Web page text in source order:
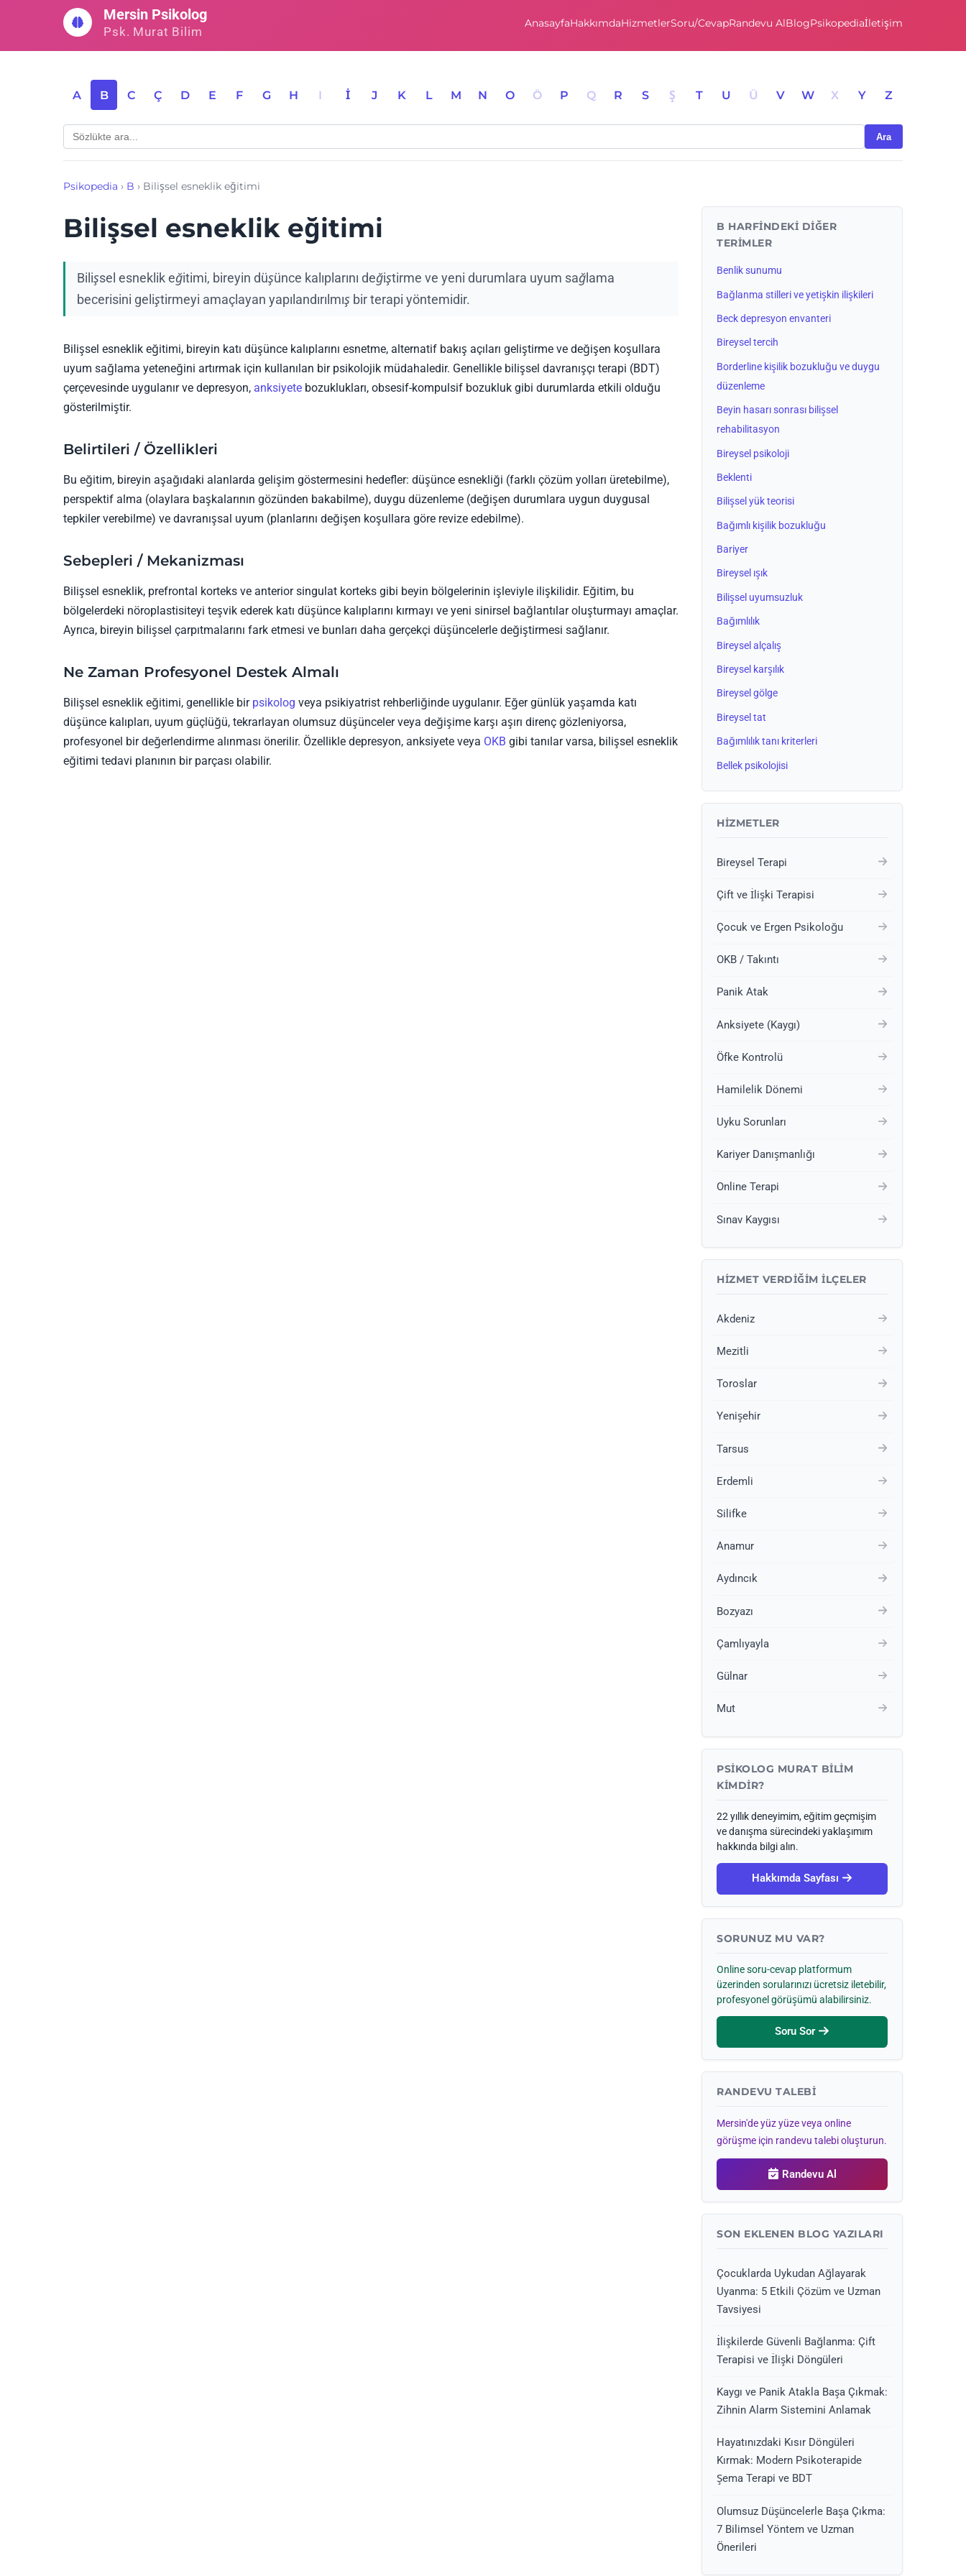
Mersin Psikolog
Psk. Murat Bilim
AnasayfaHakkımdaHizmetlerSoru/CevapRandevu AlBlogPsikopediaİletişim
A B C Ç D E F G H I İ J K L M N O Ö P Q R S Ş T U Ü V W X Y Z
Ara
Psikopedia › B › Bilişsel esneklik eğitimi
Bilişsel esneklik eğitimi
Bilişsel esneklik eğitimi, bireyin düşünce kalıplarını değiştirme ve yeni durumlara uyum sağlama
becerisini geliştirmeyi amaçlayan yapılandırılmış bir terapi yöntemidir.
Bilişsel esneklik eğitimi, bireyin katı düşünce kalıplarını esnetme, alternatif bakış açıları geliştirme ve değişen koşullara
uyum sağlama yeteneğini artırmak için kullanılan bir psikolojik müdahaledir. Genellikle bilişsel davranışçı terapi (BDT)
çerçevesinde uygulanır ve depresyon, anksiyete bozuklukları, obsesif-kompulsif bozukluk gibi durumlarda etkili olduğu
gösterilmiştir.
Belirtileri / Özellikleri
Bu eğitim, bireyin aşağıdaki alanlarda gelişim göstermesini hedefler: düşünce esnekliği (farklı çözüm yolları üretebilme),
perspektif alma (olaylara başkalarının gözünden bakabilme), duygu düzenleme (değişen durumlara uygun duygusal
tepkiler verebilme) ve davranışsal uyum (planlarını değişen koşullara göre revize edebilme).
Sebepleri / Mekanizması
Bilişsel esneklik, prefrontal korteks ve anterior singulat korteks gibi beyin bölgelerinin işleviyle ilişkilidir. Eğitim, bu
bölgelerdeki nöroplastisiteyi teşvik ederek katı düşünce kalıplarını kırmayı ve yeni sinirsel bağlantılar oluşturmayı amaçlar.
Ayrıca, bireyin bilişsel çarpıtmalarını fark etmesi ve bunları daha gerçekçi düşüncelerle değiştirmesi sağlanır.
Ne Zaman Profesyonel Destek Almalı
Bilişsel esneklik eğitimi, genellikle bir psikolog veya psikiyatrist rehberliğinde uygulanır. Eğer günlük yaşamda katı
düşünce kalıpları, uyum güçlüğü, tekrarlayan olumsuz düşünceler veya değişime karşı aşırı direnç gözleniyorsa,
profesyonel bir değerlendirme alınması önerilir. Özellikle depresyon, anksiyete veya OKB gibi tanılar varsa, bilişsel esneklik
eğitimi tedavi planının bir parçası olabilir.
B HARFINDEKI DIĞER
TERIMLER
Benlik sunumu
Bağlanma stilleri ve yetişkin ilişkileri
Beck depresyon envanteri
Bireysel tercih
Borderline kişilik bozukluğu ve duygu
düzenleme
Beyin hasarı sonrası bilişsel
rehabilitasyon
Bireysel psikoloji
Beklenti
Bilişsel yük teorisi
Bağımlı kişilik bozukluğu
Bariyer
Bireysel ışık
Bilişsel uyumsuzluk
Bağımlılık
Bireysel alçalış
Bireysel karşılık
Bireysel gölge
Bireysel tat
Bağımlılık tanı kriterleri
Bellek psikolojisi
HIZMETLER
Bireysel Terapi
Çift ve İlişki Terapisi
Çocuk ve Ergen Psikoloğu
OKB / Takıntı
Panik Atak
Anksiyete (Kaygı)
Öfke Kontrolü
Hamilelik Dönemi
Uyku Sorunları
Kariyer Danışmanlığı
Online Terapi
Sınav Kaygısı
HIZMET VERDIĞIM İLÇELER
Akdeniz
Mezitli
Toroslar
Yenişehir
Tarsus
Erdemli
Silifke
Anamur
Aydıncık
Bozyazı
Çamlıyayla
Gülnar
Mut
PSIKOLOG MURAT BILIM
KIMDIR?
22 yıllık deneyimim, eğitim geçmişim
ve danışma sürecindeki yaklaşımım
hakkında bilgi alın.
Hakkımda Sayfası
SORUNUZ MU VAR?
Online soru-cevap platformum
üzerinden sorularınızı ücretsiz iletebilir,
profesyonel görüşümü alabilirsiniz.
Soru Sor
RANDEVU TALEBI
Mersin'de yüz yüze veya online
görüşme için randevu talebi oluşturun.
Randevu Al
SON EKLENEN BLOG YAZILARI
Çocuklarda Uykudan Ağlayarak
Uyanma: 5 Etkili Çözüm ve Uzman
Tavsiyesi
İlişkilerde Güvenli Bağlanma: Çift
Terapisi ve İlişki Döngüleri
Kaygı ve Panik Atakla Başa Çıkmak:
Zihnin Alarm Sistemini Anlamak
Hayatınızdaki Kısır Döngüleri
Kırmak: Modern Psikoterapide
Şema Terapi ve BDT
Olumsuz Düşüncelerle Başa Çıkma:
7 Bilimsel Yöntem ve Uzman
Önerileri